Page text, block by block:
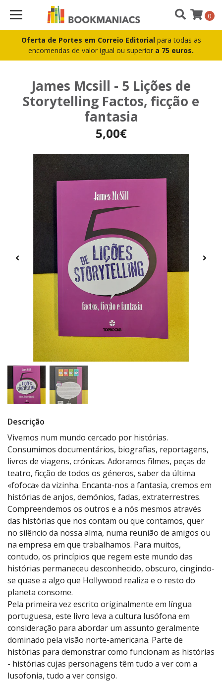
Oferta de Portes em Correio Editorial para todas as
encomendas de valor igual ou superior a 75 euros.
0
James Mcsill - 5 Lições de
Storytelling Factos, ficção e
fantasia
5,00€
Descrição
Vivemos num mundo cercado por histórias.
Consumimos documentários, biografias, reportagens,
livros de viagens, crónicas. Adoramos filmes, peças de
teatro, ficção de todos os géneros, saber da última
«fofoca» da vizinha. Encanta-nos a fantasia, cremos em
histórias de anjos, demónios, fadas, extraterrestres.
Compreendemos os outros e a nós mesmos através
das histórias que nos contam ou que contamos, quer
no silêncio da nossa alma, numa reunião de amigos ou
na empresa em que trabalhamos. Para muitos,
contudo, os princípios que regem este mundo das
histórias permaneceu desconhecido, obscuro, cingindo-
se quase a algo que Hollywood realiza e o resto do
planeta consome.
Pela primeira vez escrito originalmente em língua
portuguesa, este livro leva a cultura lusófona em
consideração para abordar um assunto geralmente
dominado pela visão norte-americana. Parte de
histórias para demonstrar como funcionam as histórias
- histórias cujas personagens têm tudo a ver com a
lusofonia, tudo a ver consigo.